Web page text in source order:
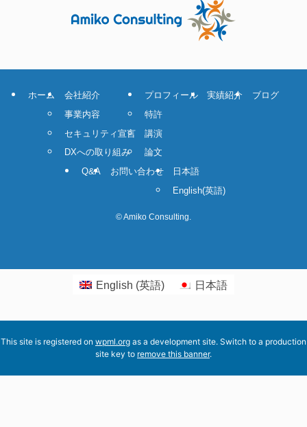
ホーム
会社紹介
事業内容
セキュリティ宣言
DXへの取り組み
プロフィール
特許
講演
論文
実績紹介 ブログ
Q&A お問い合わせ
日本語
English(英語)
©Amiko Consulting.
English (英語) 日本語
This site is registered on wpml.org as a development site. Switch to a production
site key to remove this banner.